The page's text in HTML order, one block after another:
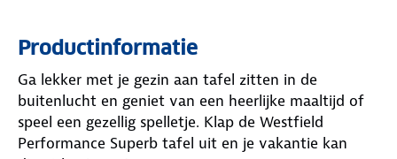
Productinformatie
Ga lekker met je gezin aan tafel zitten in de
buitenlucht en geniet van een heerlijke maaltijd of
speel een gezellig spelletje. Klap de Westfield
Performance Superb tafel uit en je vakantie kan